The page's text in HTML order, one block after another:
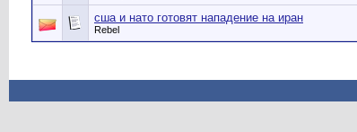
сша и нато готовят нападение на иран
Rebel